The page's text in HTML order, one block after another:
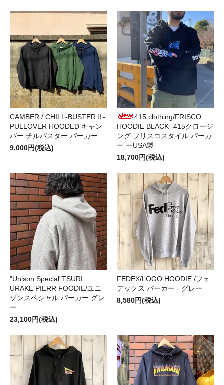
CAMBER / CHILL-BUSTERⅡ-
PULLOVER HOODED キャン
バー チルバスター パーカー
9,000円(税込)
415 clothing/FRISCO
HOODIE BLACK -415クロージ
ング フリスコスタイル パーカ
ー ーUSA製
18,700円(税込)
"Unison Special"TSURI
URAKE PIERR FOODIE/ユニ
ゾンスペシャル パーカー グレ
ー
23,100円(税込)
FEDEX/LOGO HOODIE /フェ
デックス パーカー - グレー
8,580円(税込)